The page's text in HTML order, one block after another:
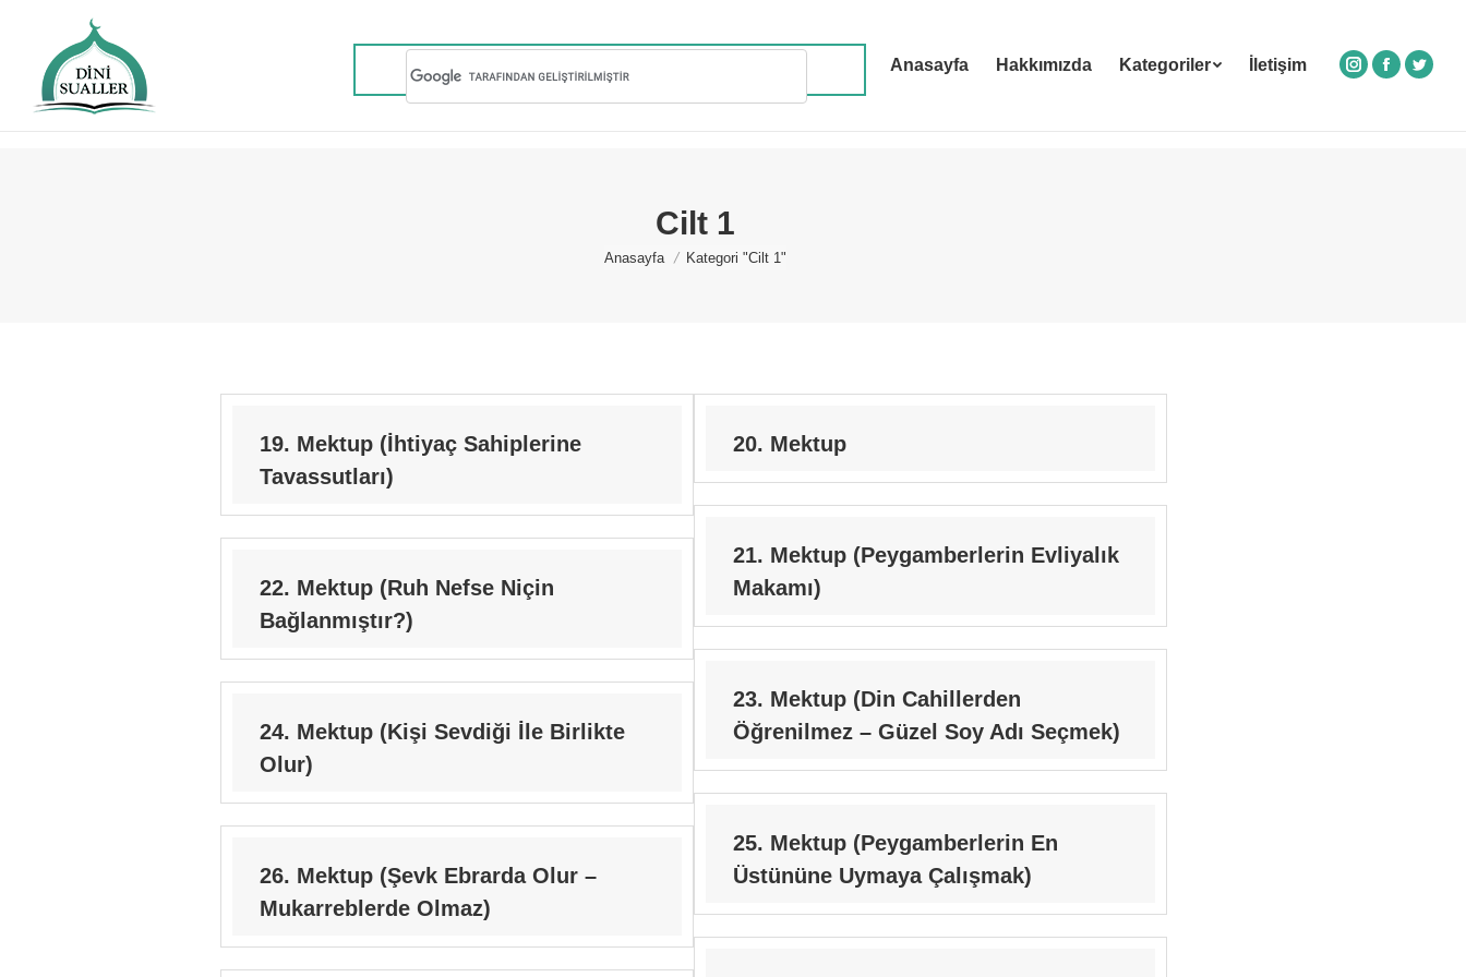
Anasayfa Hakkımızda Kategoriler İletişim
Instagram
Facebook
Cilt 1
You are here:
Anasayfa Kategori "Cilt 1"
19. Mektup (İhtiyaç Sahiplerine
Tavassutları)
20. Mektup
21. Mektup (Peygamberlerin Evliyalık
Makamı)
22. Mektup (Ruh Nefse Niçin
Bağlanmıştır?)
23. Mektup (Din Cahillerden
Öğrenilmez – Güzel Soy Adı Seçmek)
24. Mektup (Kişi Sevdiği İle Birlikte
Olur)
25. Mektup (Peygamberlerin En
Üstününe Uymaya Çalışmak)
26. Mektup (Şevk Ebrarda Olur –
Mukarreblerde Olmaz)